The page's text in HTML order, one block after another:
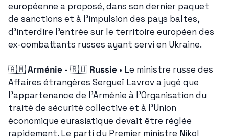
européenne a proposé, dans son dernier paquet
de sanctions et à l'impulsion des pays baltes,
d'interdire l'entrée sur le territoire européen des
ex-combattants russes ayant servi en Ukraine.
🇦🇲Arménie - 🇷🇺 Russie • Le ministre russe des
Affaires étrangères Sergueï Lavrov a jugé que
l'appartenance de l'Arménie à l'Organisation du
traité de sécurité collective et à l'Union
économique eurasiatique devait être réglée
rapidement. Le parti du Premier ministre Nikol